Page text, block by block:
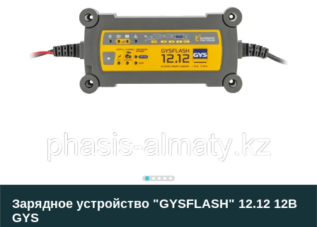
Зарядное устройство "GYSFLASH" 12.12 12В
GYS